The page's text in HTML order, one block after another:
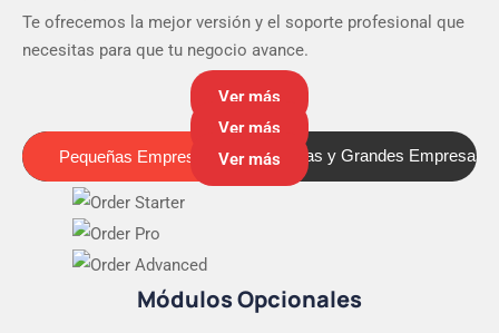
Te ofrecemos la mejor versión y el soporte profesional que
necesitas para que tu negocio avance.
Pequeñas Empresas
Pequeñas Empresas Medianas y Grandes Empresas
Ver más
Ver más
Ver más
Módulos Opcionales